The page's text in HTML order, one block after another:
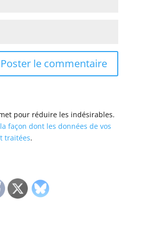
pour réduire les indésirables.
façon dont les données de vos
traitées.